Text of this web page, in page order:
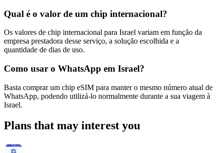
Qual é o valor de um chip internacional?
Os valores de chip internacional para Israel variam em função da
empresa prestadora desse serviço, a solução escolhida e a
quantidade de dias de uso.
Como usar o WhatsApp em Israel?
Basta comprar um chip eSIM para manter o mesmo número atual de
WhatsApp, podendo utilizá-lo normalmente durante a sua viagem à
Israel.
Plans that may interest you